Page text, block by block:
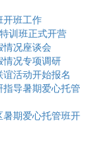
开班工作
训班正式开营
况座谈会
况专项调研
活动开始报名
导暑期爱心托管
期爱心托管班开